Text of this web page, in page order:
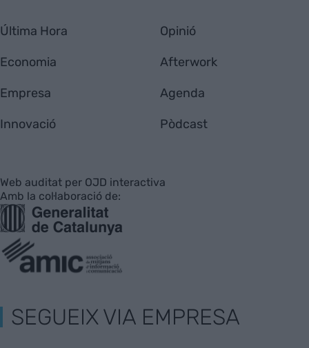
Última Hora
Economia
Empresa
Innovació
Opinió
Afterwork
Agenda
Pòdcast
Web auditat per OJD interactiva
Amb la col·laboració de:
SEGUEIX VIA EMPRESA